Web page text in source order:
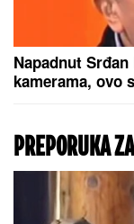
Napadnut
kamerama, ovo
PREPORUKA